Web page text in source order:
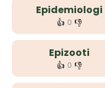
Epidemiologi
👍 0 👎
Epizooti
👍 0 👎